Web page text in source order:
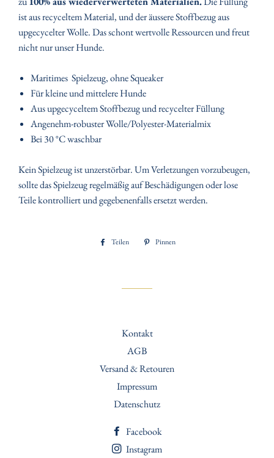
ist aus recyceltem Material, und der äussere Stoffbezug aus
upgecycelter Wolle. Das schont wertvolle Ressourcen und freut
nicht nur unser Hunde.
Maritimes Spielzeug, ohne Squeaker
Für kleine und mittelere Hunde
Aus upgecyceltem Stoffbezug und recycelter Füllung
Angenehm-robuster Wolle/Polyester-Materialmix
Bei 30 °C waschbar
Kein Spielzeug ist unzerstörbar. Um Verletzungen vorzubeugen,
sollte das Spielzeug regelmäßig auf Beschädigungen oder lose
Teile kontrolliert und gegebenenfalls ersetzt werden.
Teilen
Auf
Pinnen
Kontakt
AGB
Versand & Retouren
Impressum
Datenschutz
Facebook
Instagram